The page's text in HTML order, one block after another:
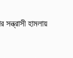
হামলায়